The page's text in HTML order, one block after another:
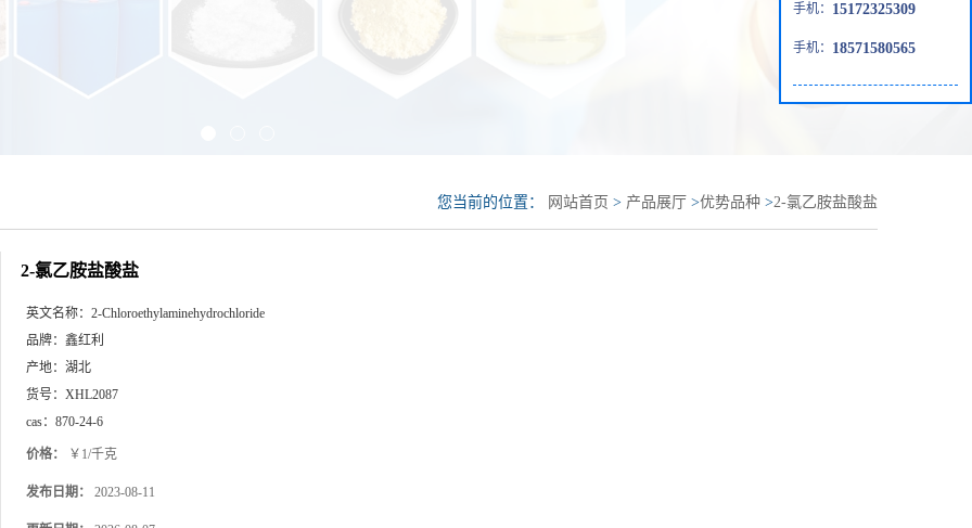
您当前的位置： 网站首页 > 产品展厅 >优势品种 >2-氯乙胺盐酸盐
2-氯乙胺盐酸盐
英文名称： 2-Chloroethylaminehydrochloride
品牌： 鑫红利
产地： 湖北
货号： XHL2087
cas： 870-24-6
价格： ￥1/千克
发布日期： 2023-08-11
手机： 15172325309
手机： 18571580565